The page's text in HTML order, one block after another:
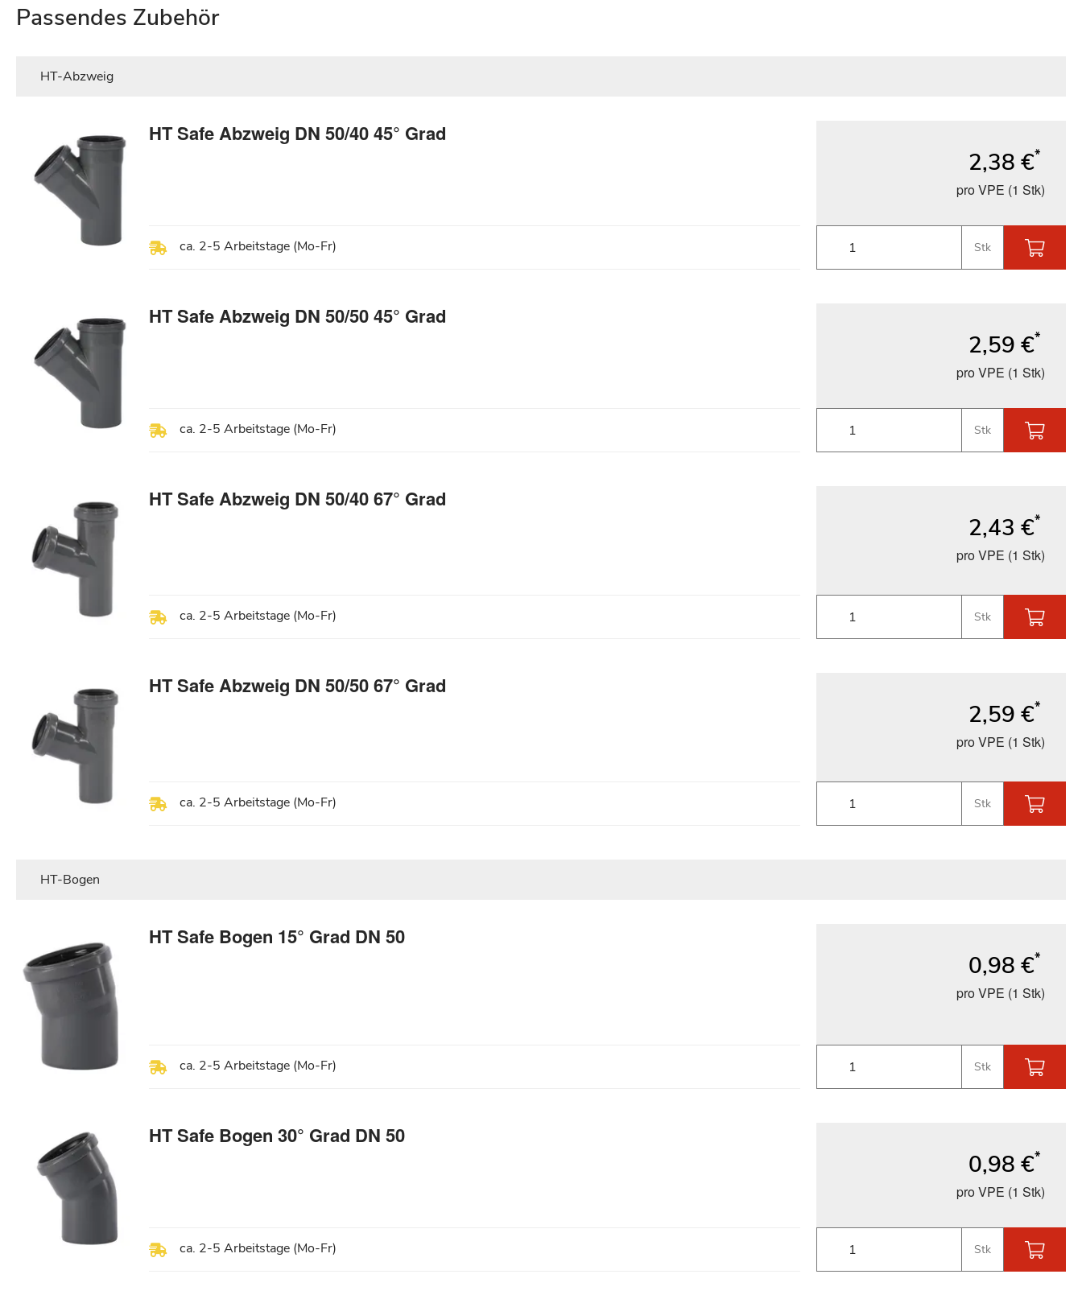
Passendes Zubehör
HT-Abzweig
HT Safe Abzweig DN 50/40 45° Grad
ca. 2-5 Arbeitstage (Mo-Fr)
2,38 €*
pro VPE (1 Stk)
Stk
HT Safe Abzweig DN 50/50 45° Grad
ca. 2-5 Arbeitstage (Mo-Fr)
2,59 €*
pro VPE (1 Stk)
Stk
HT Safe Abzweig DN 50/40 67° Grad
ca. 2-5 Arbeitstage (Mo-Fr)
2,43 €*
pro VPE (1 Stk)
Stk
HT Safe Abzweig DN 50/50 67° Grad
ca. 2-5 Arbeitstage (Mo-Fr)
2,59 €*
pro VPE (1 Stk)
Stk
HT-Bogen
HT Safe Bogen 15° Grad DN 50
ca. 2-5 Arbeitstage (Mo-Fr)
0,98 €*
pro VPE (1 Stk)
Stk
HT Safe Bogen 30° Grad DN 50
ca. 2-5 Arbeitstage (Mo-Fr)
0,98 €*
pro VPE (1 Stk)
Stk